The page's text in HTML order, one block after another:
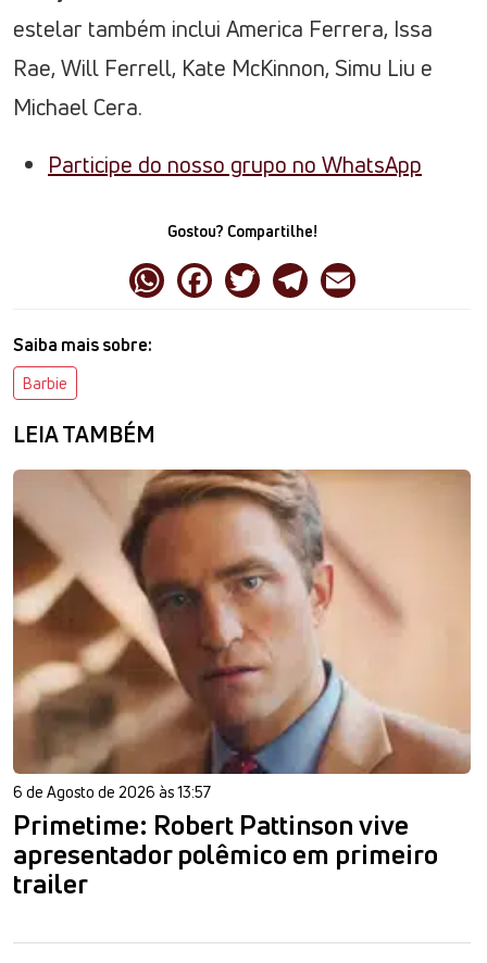
estelar também inclui America Ferrera, Issa
Rae, Will Ferrell, Kate McKinnon, Simu Liu e
Michael Cera.
Participe do nosso grupo no WhatsApp
Gostou? Compartilhe!
Saiba mais sobre:
Barbie
LEIA TAMBÉM
6 de Agosto de 2026 às 13:57
Primetime: Robert Pattinson vive
apresentador polêmico em primeiro
trailer